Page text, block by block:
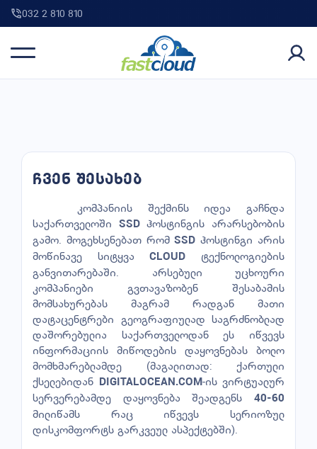
032 2 810 810
ჩვენ შესახებ
კომპანიის შექმინს იდეა გაჩნდა
საქართველოში SSDჰოსტინგის არარსებობის
გამო. მოგეხსენებათ რომSSD ჰოსტინგი არის
მოწინავე სიტყვაCLOUD ტექნოლოგიების
განვითარებაში. არსებული უცხოური
კომპანიები გვთავაზობენ შესაბამის
მომსახურებას მაგრამ რადგან მათი
დატაცენტრები გეოგრაფიულად საგრძნობლად
დაშორებულია საქართველოდან ეს იწვევს
ინფორმაციის მიწოდების დაყოვნებას ბოლო
მომხმარებლამდე (მაგალითად: ქართული
ქსელებიდან DIGITALOCEAN.COM-ის ვირტუალურ
სერვერებამდე დაყოვნება შეადგენს 40-60
მილიწამს რაც იწვევს სერიოზულ
დისკომფორტს გარკვეულ ასპექტებში).